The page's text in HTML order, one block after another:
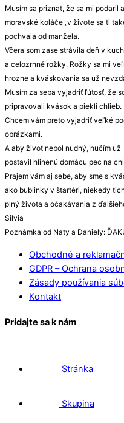
Musím sa priznať, že sa mi
moravské koláče „v živote sa ti
pochvala od manžela.
Včera som zase strávila deň v
a celozrnné rožky. Rožky sa mi
hrozne a kváskovania sa už
Musím za seba vyjadriť ľútosť, že
pripravovali kvások a piekli chlieb.
Chcem vám preto vyjadriť veľké
obrázkami.
A aby život nebol nudný, hučím
postavil hlinenú domácu pec na
Prajem vám aj sebe, aby sme s
ako bublinky v štartéri, niekedy
plný života a očakávania z
Silvia
Poznámka od Naty a Daniely:
Obchodné a
GDPR – Ochrana
Zásady používania
Kontakt
Pridajte sa k nám
Stránka
Skupina